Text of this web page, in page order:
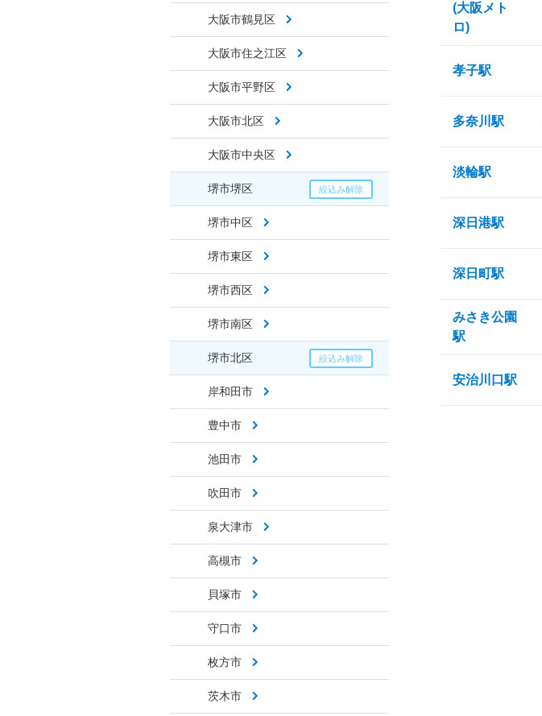
大阪市鶴見区
大阪市住之江区
大阪市平野区
大阪市北区
大阪市中央区
堺市堺区
堺市中区
堺市東区
堺市西区
堺市南区
堺市北区
岸和田市
豊中市
池田市
吹田市
泉大津市
高槻市
貝塚市
守口市
枚方市
茨木市
(大阪メト
ロ)
孝子駅
多奈川駅
淡輪駅
深日港駅
深日町駅
みさき公園
駅
安治川口駅